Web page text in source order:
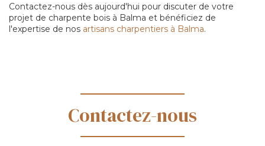
Contactez-nous dès aujourd'hui pour discuter de votre
projet de charpente bois à Balma et bénéficiez de
l'expertise de nos artisans charpentiers à Balma.
Contactez-nous